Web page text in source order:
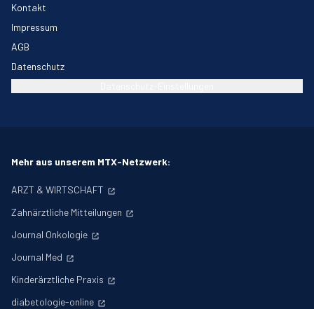
Kontakt
Impressum
AGB
Datenschutz
Mehr aus unserem MTX-Netzwerk:
ARZT & WIRTSCHAFT
Zahnärztliche Mitteilungen
Journal Onkologie
Journal Med
Kinderärztliche Praxis
diabetologie-online